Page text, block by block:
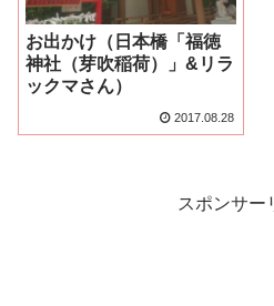
お出かけ（日本橋「福徳
神社（芽吹稲荷）」&リラ
ックマさん）
2017.08.28
スポンサー